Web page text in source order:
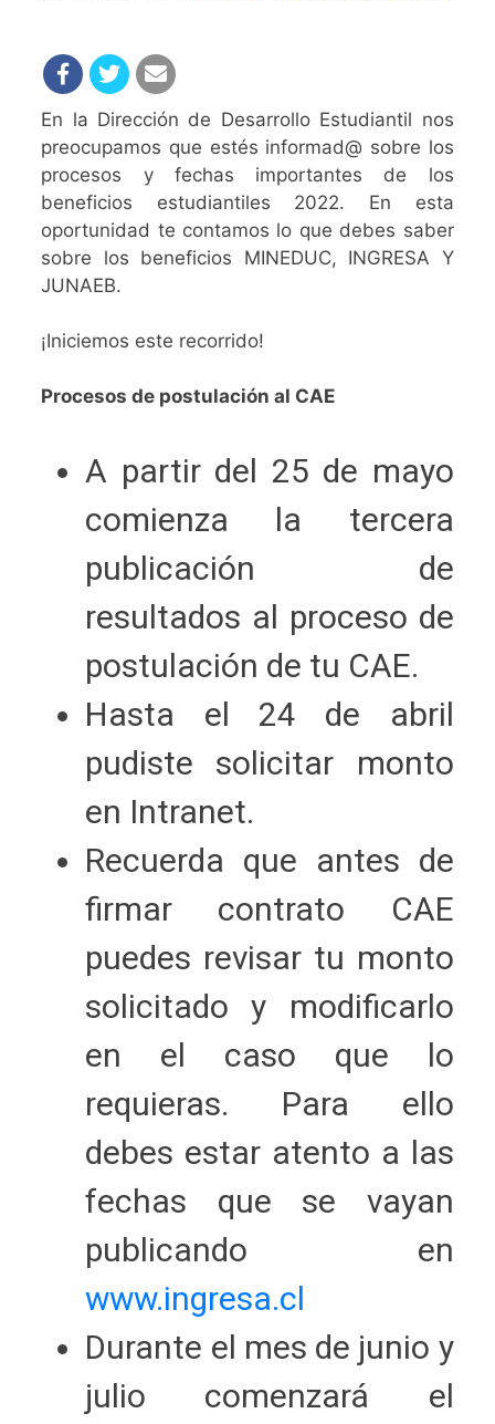
En la Dirección de Desarrollo Estudiantil nos
preocupamos que estés informad@ sobre los
procesos y fechas importantes de los
beneficios estudiantiles 2022. En esta
oportunidad te contamos lo que debes saber
sobre los beneficios MINEDUC, INGRESA Y
JUNAEB.
¡Iniciemos este recorrido!
Procesos de postulación al CAE
A partir del 25 de mayo
comienza la tercera
publicación de
resultados al proceso de
postulación de tu CAE.
Hasta el 24 de abril
pudiste solicitar monto
en Intranet.
Recuerda que antes de
firmar contrato CAE
puedes revisar tu monto
solicitado y modificarlo
en el caso que lo
requieras. Para ello
debes estar atento a las
fechas que se vayan
publicando en
www.ingresa.cl
Durante el mes de junio y
julio comenzará el